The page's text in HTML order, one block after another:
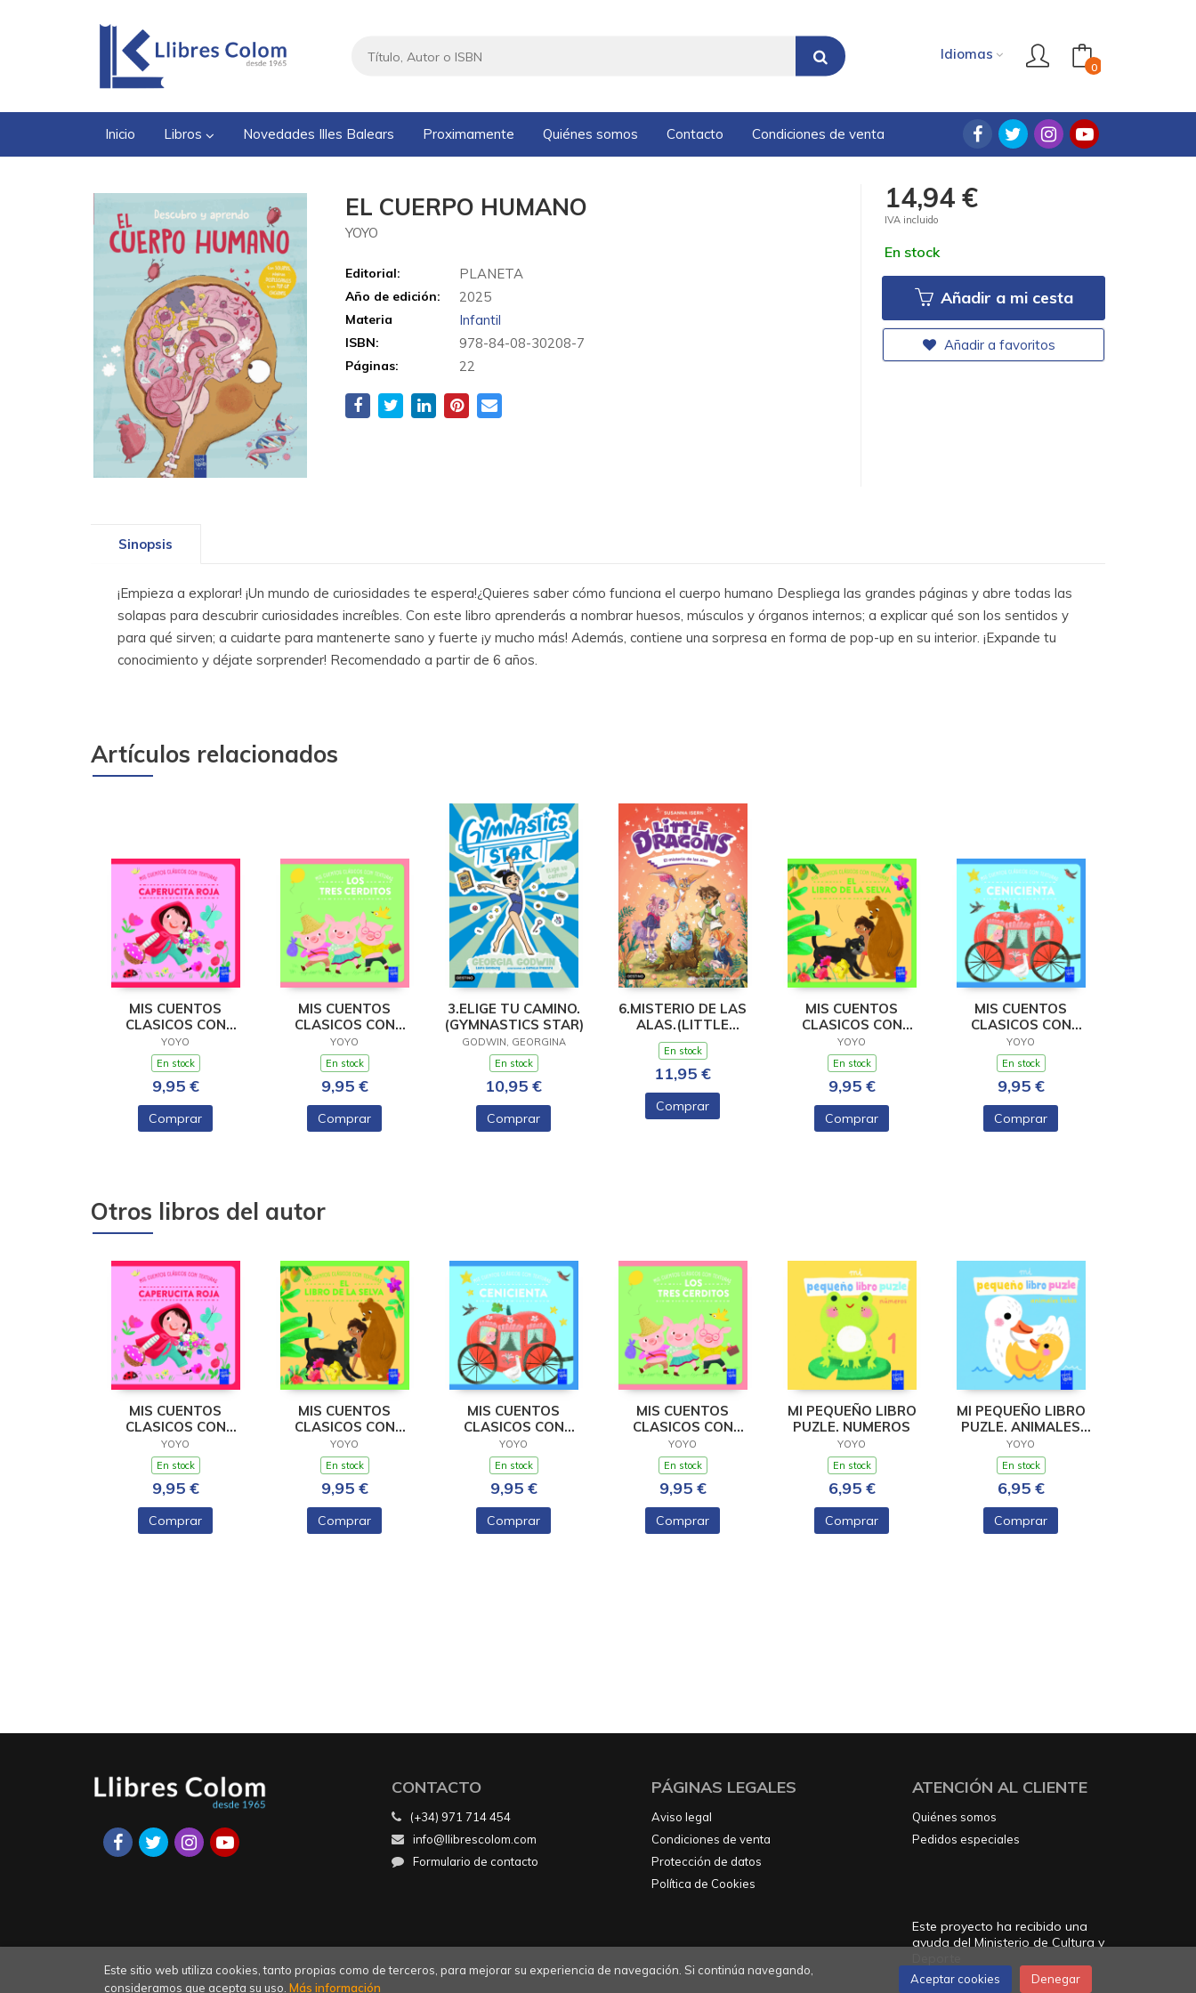
Idiomas
0
Inicio Libros Novedades Illes Balears Proximamente Quiénes somos Contacto Condiciones de venta
EL CUERPO HUMANO
YOYO
Editorial: PLANETA
Año de edición: 2025
Materia Infantil
ISBN: 978-84-08-30208-7
Páginas: 22
14,94 €
IVA incluido
En stock
Añadir a mi cesta
Añadir a favoritos
Sinopsis
¡Empieza a explorar! ¡Un mundo de curiosidades te espera!¿Quieres saber cómo funciona el cuerpo humano Despliega las grandes páginas y abre todas las
solapas para descubrir curiosidades increíbles. Con este libro aprenderás a nombrar huesos, músculos y órganos internos; a explicar qué son los sentidos y
para qué sirven; a cuidarte para mantenerte sano y fuerte ¡y mucho más! Además, contiene una sorpresa en forma de pop-up en su interior. ¡Expande tu
conocimiento y déjate sorprender! Recomendado a partir de 6 años.
Artículos relacionados
MIS CUENTOS
CLASICOS CON
TEXTURAS.
CAPERUCITA ROJA
YOYO
En stock
9,95 €
Comprar
MIS CUENTOS
CLASICOS CON
TEXTURAS. LOS
TRES CERDIT
YOYO
En stock
9,95 €
Comprar
3.ELIGE TU CAMINO.
(GYMNASTICS STAR)
GODWIN, GEORGINA
En stock
10,95 €
Comprar
6.MISTERIO DE LAS
ALAS.(LITTLE
DRAGONS)
En stock
11,95 €
Comprar
MIS CUENTOS
CLASICOS CON
TEXTURAS. EL LIBRO
DE LA
YOYO
En stock
9,95 €
Comprar
MIS CUENTOS
CLASICOS CON
TEXTURAS.
CENICIENTA
YOYO
En stock
9,95 €
Comprar
Otros libros del autor
MIS CUENTOS
CLASICOS CON
TEXTURAS.
CAPERUCITA ROJA
YOYO
En stock
9,95 €
Comprar
MIS CUENTOS
CLASICOS CON
TEXTURAS. EL LIBRO
DE LA
YOYO
En stock
9,95 €
Comprar
MIS CUENTOS
CLASICOS CON
TEXTURAS.
CENICIENTA
YOYO
En stock
9,95 €
Comprar
MIS CUENTOS
CLASICOS CON
TEXTURAS. LOS
TRES CERDIT
YOYO
En stock
9,95 €
Comprar
MI PEQUEÑO LIBRO
PUZLE. NUMEROS
YOYO
En stock
6,95 €
Comprar
MI PEQUEÑO LIBRO
PUZLE. ANIMALES
BEBES
YOYO
En stock
6,95 €
Comprar
CONTACTO
(+34) 971 714 454
info@llibrescolom.com
Formulario de contacto
PÁGINAS LEGALES
Aviso legal
Condiciones de venta
Protección de datos
Política de Cookies
ATENCIÓN AL CLIENTE
Quiénes somos
Pedidos especiales
Este proyecto ha recibido una
ayuda del Ministerio de Cultura y
Este sitio web utiliza cookies, tanto propias como de terceros, para mejorar su experiencia de navegación. Si continúa navegando,
consideramos que acepta su uso. Más información
Aceptar cookies Denegar